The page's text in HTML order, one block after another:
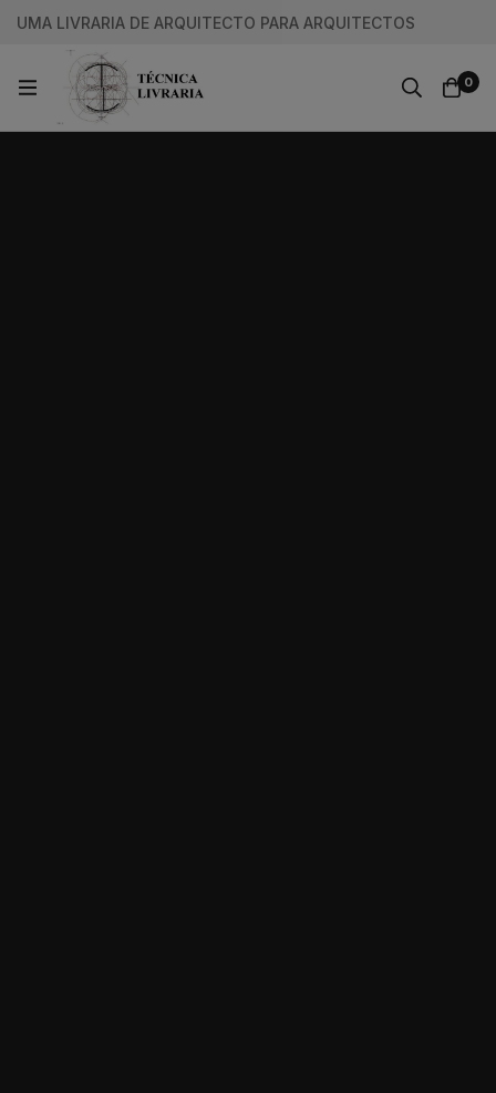
UMA LIVRARIA DE ARQUITECTO PARA ARQUITECTOS
0